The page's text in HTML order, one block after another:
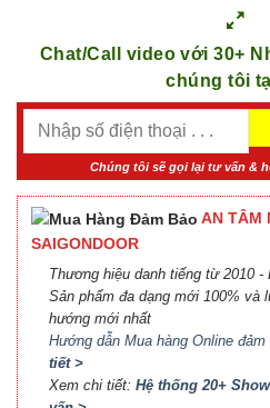
Chat/Call video với 30+
chúng tôi
Chúng tôi sẽ gọi lại tư vấn &
AN TÂM
SAIGONDOOR
Thương hiệu danh tiếng từ 2010
Sản phẩm đa dạng mới 100% và
hướng mới nhất
Hướng dẫn Mua hàng Online
tiết >
Xem chi tiết: Hệ thống 20+